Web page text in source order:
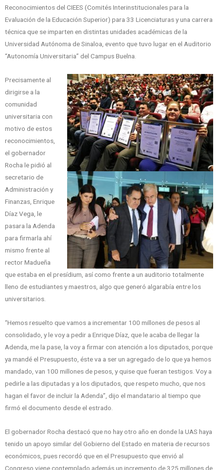
Reconocimientos del CIEES (Comités Interinstitucionales para la
Evaluación de la Educación Superior) para 33 Licenciaturas y una carrera
técnica que se imparten en distintas unidades académicas de la
Universidad Autónoma de Sinaloa, evento que tuvo lugar en el Auditorio
“Autonomía Universitaria” del Campus Buelna.
Precisamente al
dirigirse a la
comunidad
universitaria con
motivo de estos
reconocimientos,
el gobernador
Rocha le pidió al
secretario de
Administración y
Finanzas, Enrique
Díaz Vega, le
pasara la Adenda
para firmarla ahí
mismo frente al
rector Madueña
que estaba en el presídium, así como frente a un auditorio totalmente
lleno de estudiantes y maestros, algo que generó algarabía entre los
universitarios.
“Hemos resuelto que vamos a incrementar 100 millones de pesos al
consolidado, y le voy a pedir a Enrique Díaz, que le acaba de llegar la
Adenda, me la pase, la voy a firmar con atención a los diputados, porque
ya mandé el Presupuesto, éste va a ser un agregado de lo que ya hemos
mandado, van 100 millones de pesos, y quise que fueran testigos. Voy a
pedirle a las diputadas y a los diputados, que respeto mucho, que nos
hagan el favor de incluir la Adenda”, dijo el mandatario al tiempo que
firmó el documento desde el estrado.
El gobernador Rocha destacó que no hay otro año en donde la UAS haya
tenido un apoyo similar del Gobierno del Estado en materia de recursos
económicos, pues recordó que en el Presupuesto que envió al
Congreso viene contemplado además un incremento de 325 millones de